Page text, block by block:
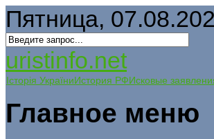
Пятница,
uristinfo.net
Історія УкраїниИстория РФИсковые
Главное меню